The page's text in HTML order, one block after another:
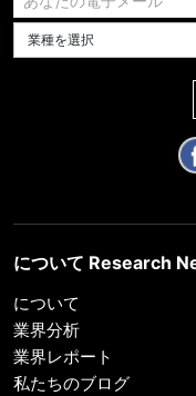
業種を選択してください
について Research
について
業界分析
業界レポート
私たちのブログ